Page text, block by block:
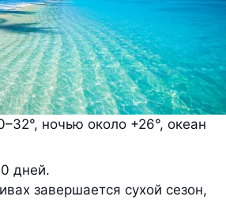
ночью около +26°, океан
дней.
завершается сухой сезон,